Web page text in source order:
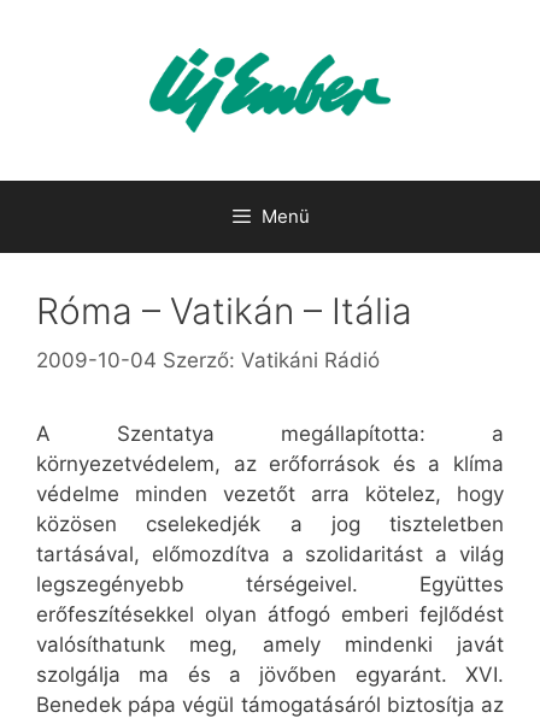
Menü
Róma – Vatikán – Itália
2009-10-04 Szerző: Vatikáni Rádió
A Szentatya megállapította: a
környezetvédelem, az erőforrások és a klíma
védelme minden vezetőt arra kötelez, hogy
közösen cselekedjék a jog tiszteletben
tartásával, előmozdítva a szolidaritást a világ
legszegényebb térségeivel. Együttes
erőfeszítésekkel olyan átfogó emberi fejlődést
valósíthatunk meg, amely mindenki javát
szolgálja ma és a jövőben egyaránt. XVI.
Benedek pápa végül támogatásáról biztosítja az